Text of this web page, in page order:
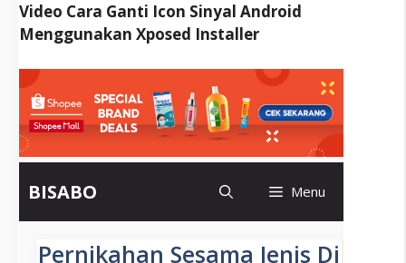
Video Cara Ganti Icon Sinyal Android
Menggunakan Xposed Installer